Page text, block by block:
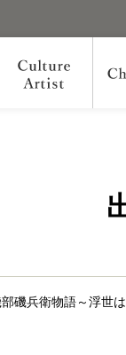
兵衛物語～浮世